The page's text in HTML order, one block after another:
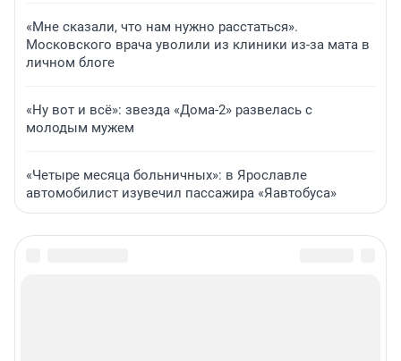
«Мне сказали, что нам нужно расстаться».
Московского врача уволили из клиники из-за мата в
личном блоге
«Ну вот и всё»: звезда «Дома-2» развелась с
молодым мужем
«Четыре месяца больничных»: в Ярославле
автомобилист изувечил пассажира «Яавтобуса»